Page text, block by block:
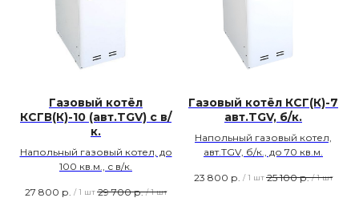
Газовый котёл
КСГВ(К)-10 (авт.TGV) с в/
к.
Напольный газовый котел, до
100 кв.м., с в/к.
27 800 р. / 1 шт 29 700 р. / 1 шт
Газовый котёл КСГ(К)-7
авт.TGV, б/к.
Напольный газовый котел,
авт.TGV, б/к., до 70 кв.м.
23 800 р. / 1 шт 25 100 р. / 1 шт